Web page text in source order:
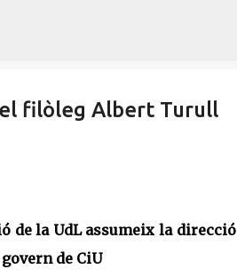
principal
filòleg Albert Turull
de la UdL assumeix la direcció
de CiU